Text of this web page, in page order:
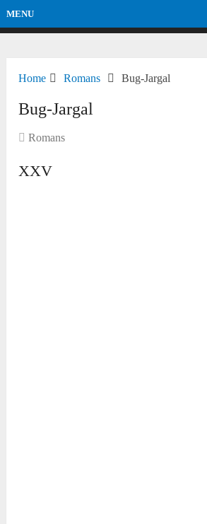
MENU
Home Romans Bug-Jargal
Bug-Jargal
Romans
XXV